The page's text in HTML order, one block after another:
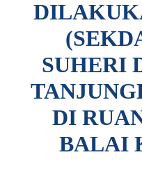
SUHERI
DI
BALAI